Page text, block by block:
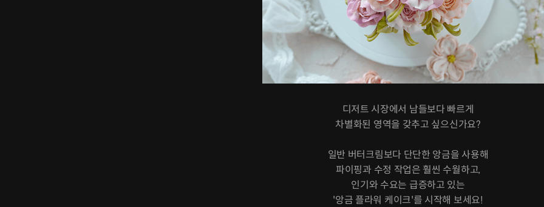
디저트 시장에서 남들보다 빠르게
차별화된 영역을 갖추고 싶으신가요?
일반 버터크림보다 단단한 앙금을 사용해
파이핑과 수정 작업은 훨씬 수월하고,
인기와 수요는 급증하고 있는
'앙금 플라워 케이크'를 시작해 보세요!